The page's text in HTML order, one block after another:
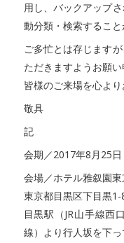
用し、バックアップ
動分類・検索すること
ご多忙とは存じます
ただきますようお願い
皆様のご来場を心より
敬具
記
会期／2017年8月25日
会場／ホテル雅叙園東
東京都目黒区下目黒
目黒駅（JR山手線西
線）より行人坂を下